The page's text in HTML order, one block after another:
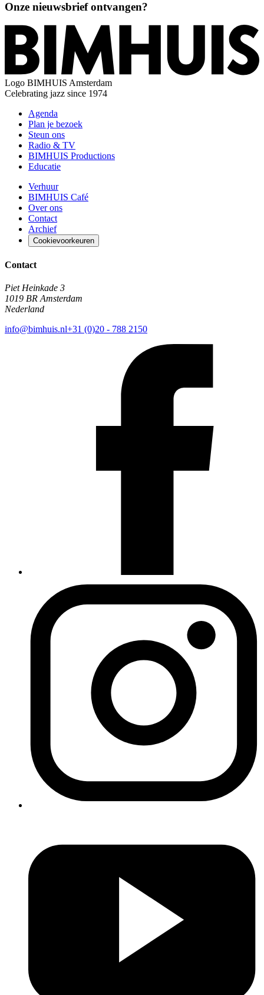
Onze nieuwsbrief ontvangen?
Logo BIMHUIS Amsterdam
Celebrating jazz since 1974
Agenda
Plan je bezoek
Steun ons
Radio & TV
BIMHUIS Productions
Educatie
Verhuur
BIMHUIS Café
Over ons
Contact
Archief
Cookievoorkeuren
Contact
Piet Heinkade 3
1019 BR Amsterdam
Nederland
info@bimhuis.nl+31 (0)20 - 788 2150